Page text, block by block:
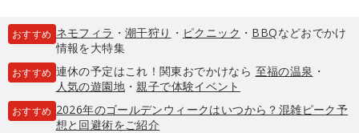
おすすめ ネモフィラ ・ 潮干狩り ・ ピクニック ・ BBQなどおでかけ
情報を大特集
おすすめ 連休の予定はこれ！関東おでかけなら 至福の温泉 ・
人気の遊園地・親子で体験イベント
おすすめ 2026年のゴールデンウィークはいつから？混雑ピーク予
想と回避術をご紹介